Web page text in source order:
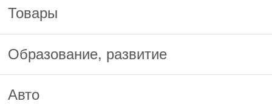
Товары
Образование, развитие
Авто